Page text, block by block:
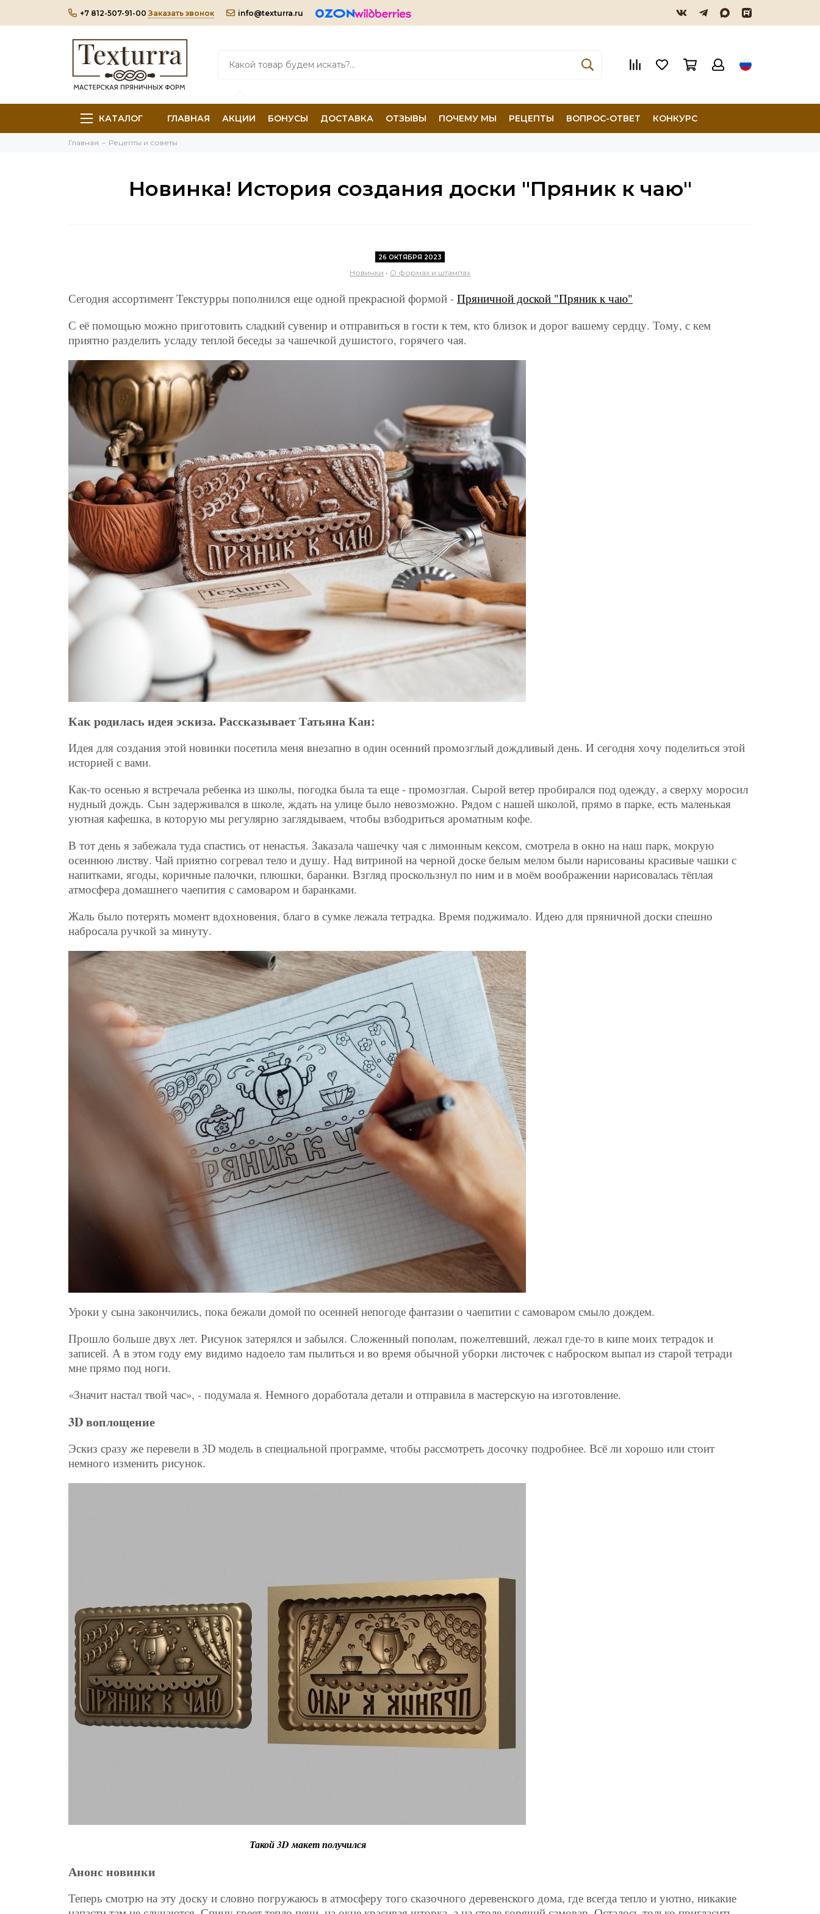
+7 812-507-91-00 Заказать звонок info@texturra.ru
КАТАЛОГ ГЛАВНАЯ АКЦИИ БОНУСЫ ДОСТАВКА ОТЗЫВЫ ПОЧЕМУ МЫ РЕЦЕПТЫ ВОПРОС-ОТВЕТ КОНКУРС
Главная Рецепты и советы
Новинка! История создания доски "Пряник к чаю"
26 ОКТЯБРЯ 2023
Новинки • О формах и штампах
Сегодня ассортимент Текстурры пополнился еще одной прекрасной формой - Пряничной доской "Пряник к чаю"
С её помощью можно приготовить сладкий сувенир и отправиться в гости к тем, кто близок и дорог вашему сердцу. Тому, с кем
приятно разделить усладу теплой беседы за чашечкой душистого, горячего чая.
Как родилась идея эскиза. Рассказывает Татьяна Кан:
Идея для создания этой новинки посетила меня внезапно в один осенний промозглый дождливый день. И сегодня хочу поделиться этой
историей с вами.
Как-то осенью я встречала ребенка из школы, погодка была та еще - промозглая. Сырой ветер пробирался под одежду, а сверху моросил
нудный дождь. Сын задерживался в школе, ждать на улице было невозможно. Рядом с нашей школой, прямо в парке, есть маленькая
уютная кафешка, в которую мы регулярно заглядываем, чтобы взбодриться ароматным кофе.
В тот день я забежала туда спастись от ненастья. Заказала чашечку чая с лимонным кексом, смотрела в окно на наш парк, мокрую
осеннюю листву. Чай приятно согревал тело и душу. Над витриной на черной доске белым мелом были нарисованы красивые чашки с
напитками, ягоды, коричные палочки, плюшки, баранки. Взгляд проскользнул по ним и в моём воображении нарисовалась тёплая
атмосфера домашнего чаепития с самоваром и баранками.
Жаль было потерять момент вдохновения, благо в сумке лежала тетрадка. Время поджимало. Идею для пряничной доски спешно
набросала ручкой за минуту.
Уроки у сына закончились, пока бежали домой по осенней непогоде фантазии о чаепитии с самоваром смыло дождем.
Прошло больше двух лет. Рисунок затерялся и забылся. Сложенный пополам, пожелтевший, лежал где-то в кипе моих тетрадок и
записей. А в этом году ему видимо надоело там пылиться и во время обычной уборки листочек с наброском выпал из старой тетради
мне прямо под ноги.
«Значит настал твой час», - подумала я. Немного доработала детали и отправила в мастерскую на изготовление.
3D воплощение
Эскиз сразу же перевели в 3D модель в специальной программе, чтобы рассмотреть досочку подробнее. Всё ли хорошо или стоит
немного изменить рисунок.
Такой 3D макет получился
Анонс новинки
Теперь смотрю на эту доску и словно погружаюсь в атмосферу того сказочного деревенского дома, где всегда тепло и уютно, никакие